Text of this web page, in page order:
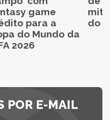
game
para a
do Mundo da
2026
do
POR E-MAIL